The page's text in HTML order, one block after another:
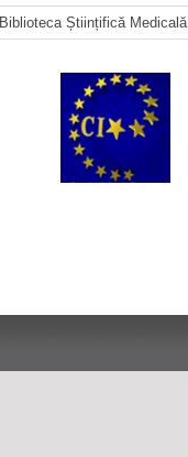
Biblioteca Științifică Medicală